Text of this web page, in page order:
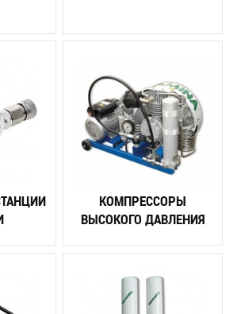
КОМПРЕССОРЫ
ВЫСОКОГО ДАВЛЕНИЯ